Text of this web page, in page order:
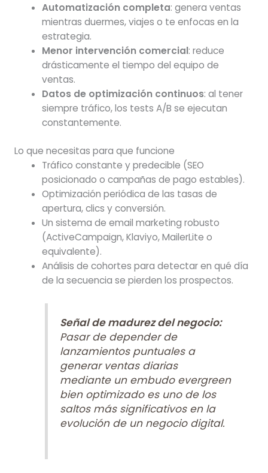
Automatización completa: genera ventas
mientras duermes, viajes o te enfocas en la
estrategia.
Menor intervención comercial: reduce
drásticamente el tiempo del equipo de
ventas.
Datos de optimización continuos: al tener
siempre tráfico, los tests A/B se ejecutan
constantemente.
Lo que necesitas para que funcione
Tráfico constante y predecible (SEO
posicionado o campañas de pago estables).
Optimización periódica de las tasas de
apertura, clics y conversión.
Un sistema de email marketing robusto
(ActiveCampaign, Klaviyo, MailerLite o
equivalente).
Análisis de cohortes para detectar en qué día
de la secuencia se pierden los prospectos.
Señal de madurez del negocio:
Pasar de depender de
lanzamientos puntuales a
generar ventas diarias
mediante un embudo evergreen
bien optimizado es uno de los
saltos más significativos en la
evolución de un negocio digital.